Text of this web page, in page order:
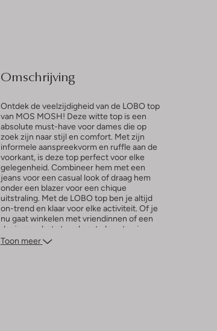
Omschrijving
Ontdek de veelzijdigheid van de LOBO top
van MOS MOSH! Deze witte top is een
absolute must-have voor dames die op
zoek zijn naar stijl en comfort. Met zijn
informele aanspreekvorm en ruffle aan de
voorkant, is deze top perfect voor elke
gelegenheid. Combineer hem met een
jeans voor een casual look of draag hem
onder een blazer voor een chique
uitstraling. Met de LOBO top ben je altijd
on-trend en klaar voor elke activiteit. Of je
nu gaat winkelen met vriendinnen of een
dagje naar het strand gaat, deze top is
jouw ideale metgezel. Voeg deze trendy
Toon meer